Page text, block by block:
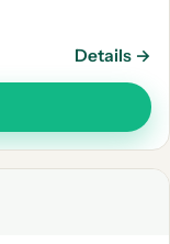
Details →